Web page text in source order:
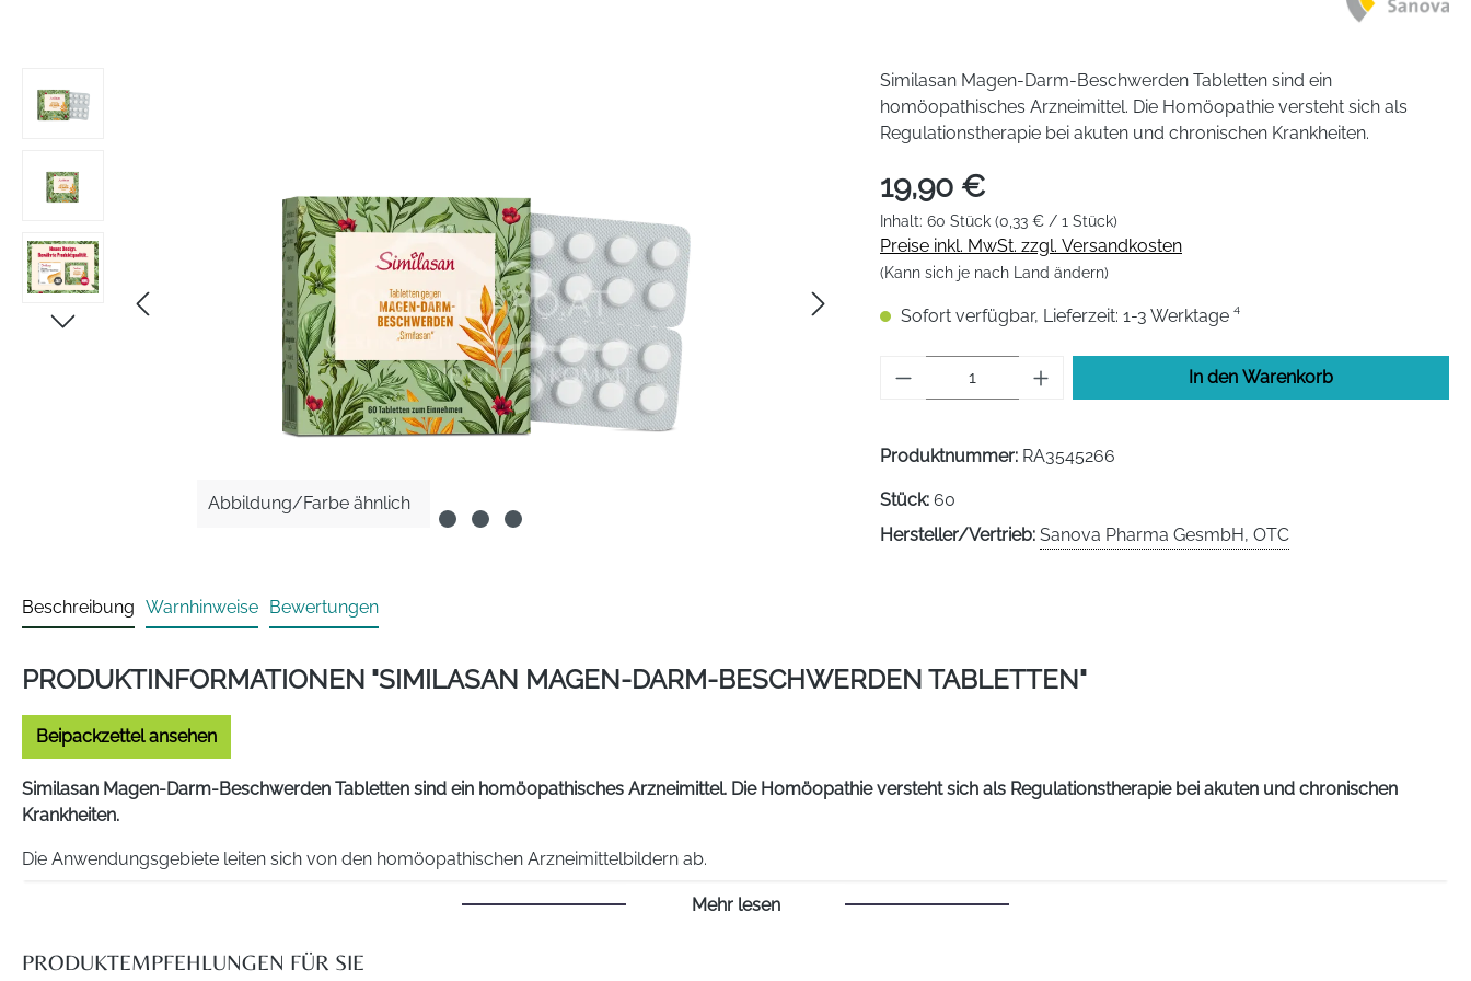
Abbildung/Farbe ähnlich
Similasan Magen-Darm-Beschwerden Tabletten sind ein
homöopathisches Arzneimittel. Die Homöopathie versteht sich als
Regulationstherapie bei akuten und chronischen Krankheiten.
19,90 €
Inhalt: 60 Stück (0,33 € / 1 Stück)
Preise inkl. MwSt. zzgl. Versandkosten
(Kann sich je nach Land ändern)
Sofort verfügbar, Lieferzeit: 1-3 Werktage ⁴
Produkt Anzahl: Gib den gewünschten Wert
In den Warenkorb
Produktnummer: RA3545266
Stück: 60
Hersteller/Vertrieb: Sanova Pharma GesmbH, OTC
Beschreibung Warnhinweise Bewertungen
PRODUKTINFORMATIONEN "SIMILASAN MAGEN-DARM-BESCHWERDEN TABLETTEN"
Beipackzettel ansehen
Similasan Magen-Darm-Beschwerden Tabletten sind ein homöopathisches Arzneimittel. Die Homöopathie versteht sich als Regulationstherapie bei akuten und chronischen
Krankheiten.
Die Anwendungsgebiete leiten sich von den homöopathischen Arzneimittelbildern ab.
Akute Magen-Darm-Beschwerden nach Genuss schlecht verträglicher Speisen und
Mehr lesen
PRODUKTEMPFEHLUNGEN FÜR SIE